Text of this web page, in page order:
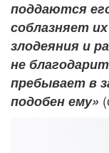
поддаются
соблазняет
злодеяния и
не
пребывает в
подобен ему»